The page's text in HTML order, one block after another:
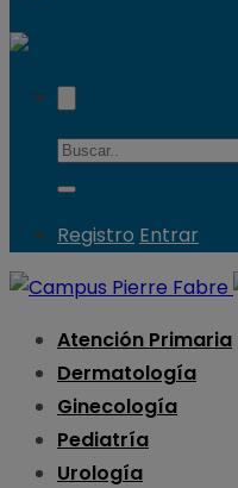
Registro Entrar
Atención Primaria
Dermatología
Ginecología
Pediatría
Urología